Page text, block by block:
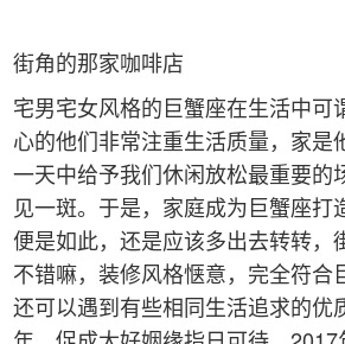
街角的那家咖啡店
宅男宅女风格的巨蟹座在生活中可
心的他们非常注重生活质量，家是
一天中给予我们休闲放松最重要的
见一斑。于是，家庭成为巨蟹座打
便是如此，还是应该多出去转转，
不错嘛，装修风格惬意，完全符合
还可以遇到有些相同生活追求的优